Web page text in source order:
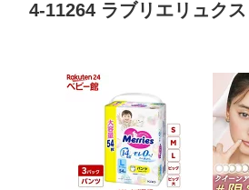
4-11264 ラブリエリュク